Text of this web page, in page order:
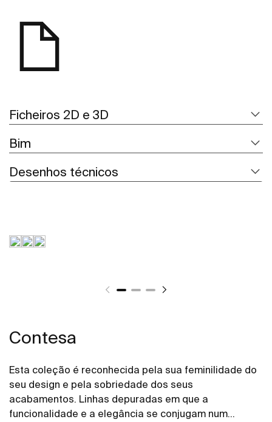
Ficheiros 2D e 3D
Bim
Desenhos técnicos
Contesa
Esta coleção é reconhecida pela sua feminilidade do
seu design e pela sobriedade dos seus
acabamentos. Linhas depuradas em que a
funcionalidade e a elegância se conjugam num